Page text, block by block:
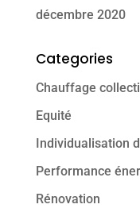
décembre 2020
Categories
Chauffage
Equité
Individualisation
Performance
Rénovation